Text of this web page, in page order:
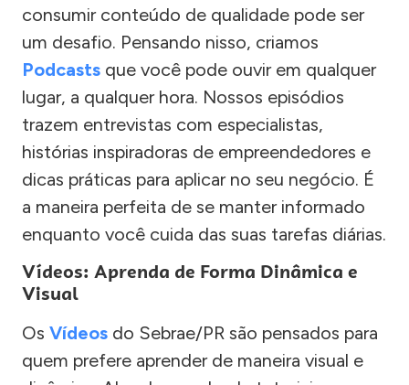
consumir conteúdo de qualidade pode ser
um desafio. Pensando nisso, criamos
Podcasts que você pode ouvir em qualquer
lugar, a qualquer hora. Nossos episódios
trazem entrevistas com especialistas,
histórias inspiradoras de empreendedores e
dicas práticas para aplicar no seu negócio. É
a maneira perfeita de se manter informado
enquanto você cuida das suas tarefas diárias.
Vídeos: Aprenda de Forma Dinâmica e
Visual
Os Vídeos do Sebrae/PR são pensados para
quem prefere aprender de maneira visual e